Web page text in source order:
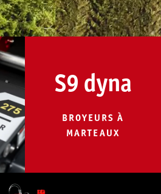
S9 dyna
BROYEURS À
MARTEAUX